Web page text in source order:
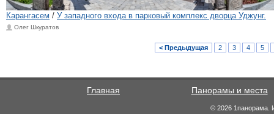
Карангасем / У западного входа в парковый комплекс дворца Уджунг.
Олег Шкуратов
< Предыдущая 2 3 4 5
Главная Панорамы и места
© 2026 1панорама.